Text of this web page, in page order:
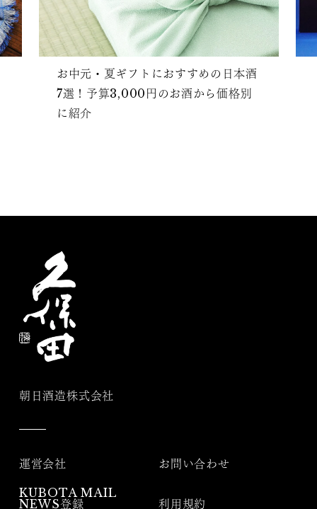
お中元・夏ギフトにおすすめの日本酒
7選！予算3,000円のお酒から価格別
に紹介
朝日酒造株式会社
運営会社 お問い合わせ
KUBOTA MAIL
NEWS登録
利用規約